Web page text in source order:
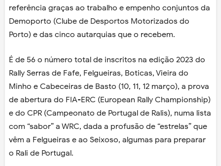
referência graças ao trabalho e empenho conjuntos da
Demoporto (Clube de Desportos Motorizados do
Porto) e das cinco autarquias que o recebem.
É de 56 o número total de inscritos na edição 2023 do
Rally Serras de Fafe, Felgueiras, Boticas, Vieira do
Minho e Cabeceiras de Basto (10, 11, 12 março), a prova
de abertura do FIA-ERC (European Rally Championship)
e do CPR (Campeonato de Portugal de Ralis), numa lista
com “sabor” a WRC, dada a profusão de “estrelas” que
vêm a Felgueiras e ao Seixoso, algumas para preparar
o Rali de Portugal.